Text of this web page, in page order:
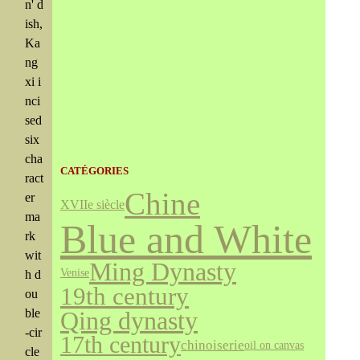
n' d
ish,
Ka
ng
xi i
nci
sed
six
cha
ract
er
ma
rk
wit
h d
ou
ble
-cir
cle
CATÉGORIES
XVIIe siècleChine
Blue and White
VeniseMing Dynasty
19th century
Qing dynasty
17th centurychinoiserieoil on canvas